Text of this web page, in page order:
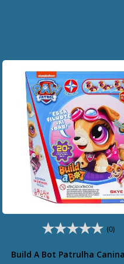
(0)
Build A Bot Patrulha